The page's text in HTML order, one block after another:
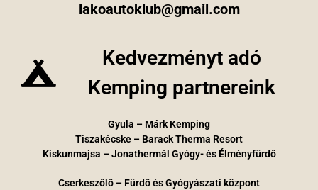
lakoautoklub@gmail.com
Kedvezményt adó
Kemping partnereink
Gyula – Márk Kemping
Tiszakécske – Barack Therma Resort
Kiskunmajsa – Jonathermál Gyógy- és Élményfürdő
Cserkeszőlő – Fürdő és Gyógyászati központ